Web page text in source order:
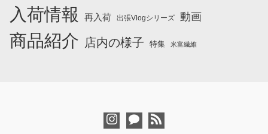
入荷情報 再入荷 出張Vlogシリーズ 動画
商品紹介 店内の様子 特集 米富繊維